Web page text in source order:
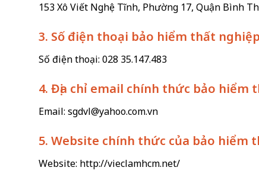
153 Xô Viết Nghệ Tĩnh, Phường 17, Quận Bình
3. Số điện thoại bảo hiểm thất
Số điện thoại: 028 35.147.483
4. Địa chỉ email chính thức bảo hiểm
Email:sgdvl@yahoo.com.vn
5. Website chính thức của bảo hiểm
Website: http://vieclamhcm.net/